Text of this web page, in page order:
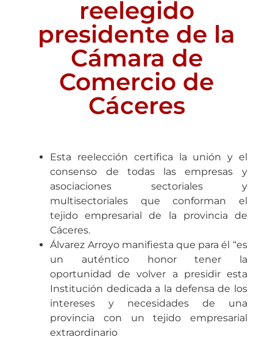
reelegido
presidente de la
Cámara de
Comercio de
Cáceres
Esta reelección certifica la unión y el
consenso de todas las empresas y
asociaciones sectoriales y
multisectoriales que conforman el
tejido empresarial de la provincia de
Cáceres.
Álvarez Arroyo manifiesta que para él “es
un auténtico honor tener la
oportunidad de volver a presidir esta
Institución dedicada a la defensa de los
intereses y necesidades de una
provincia con un tejido empresarial